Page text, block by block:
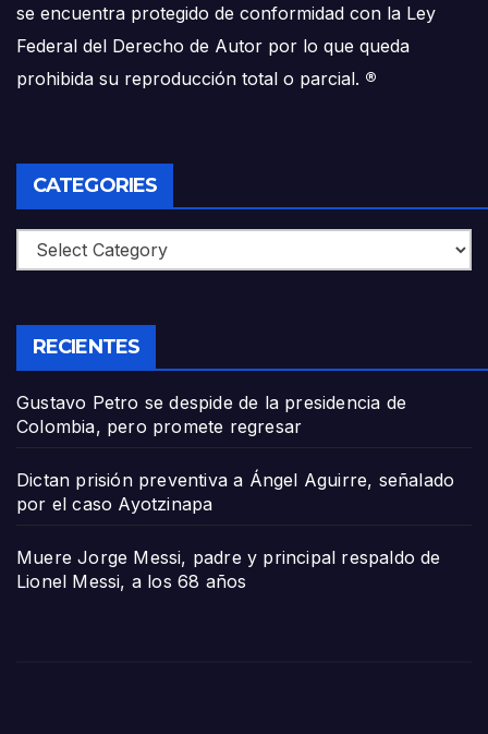
se encuentra protegido de conformidad con la Ley
Federal del Derecho de Autor por lo que queda
prohibida su reproducción total o parcial. ®
CATEGORIES
Categories
RECIENTES
Gustavo Petro se despide de la presidencia de
Colombia, pero promete regresar
Dictan prisión preventiva a Ángel Aguirre, señalado
por el caso Ayotzinapa
Muere Jorge Messi, padre y principal respaldo de
Lionel Messi, a los 68 años